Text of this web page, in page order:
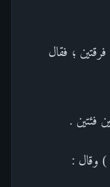
؛ فقال
فئتين .
) وقال :